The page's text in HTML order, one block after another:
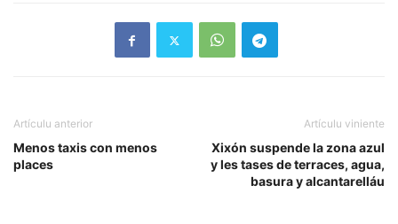
Artículu anterior
Menos taxis con menos
places
Artículu viniente
Xixón suspende la zona azul
y les tases de terraces, agua,
basura y alcantarelláu